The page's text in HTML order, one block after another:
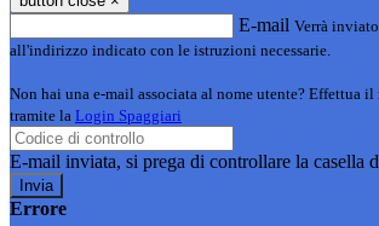
E-mail Verrà
all'indirizzo indicato con le istruzioni necessarie.
Non hai una e-mail associata al nome utente? Effettua il
tramite la Login Spaggiari
E-mail inviata, si prega di controllare la casella
Errore